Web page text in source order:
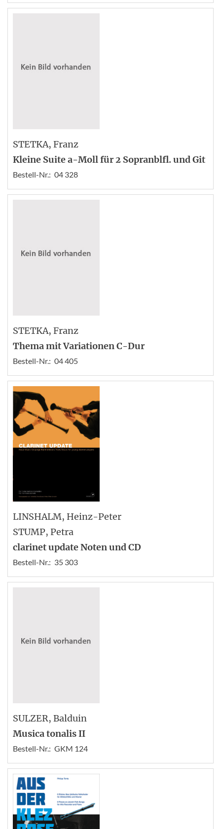
STETKA, Franz
Kleine Suite a-Moll für 2 Sopranblfl. und Git
Bestell-Nr.: 04 328
STETKA, Franz
Thema mit Variationen C-Dur
Bestell-Nr.: 04 405
LINSHALM, Heinz-Peter
STUMP, Petra
clarinet update Noten und CD
Bestell-Nr.: 35 303
SULZER, Balduin
Musica tonalis II
Bestell-Nr.: GKM 124